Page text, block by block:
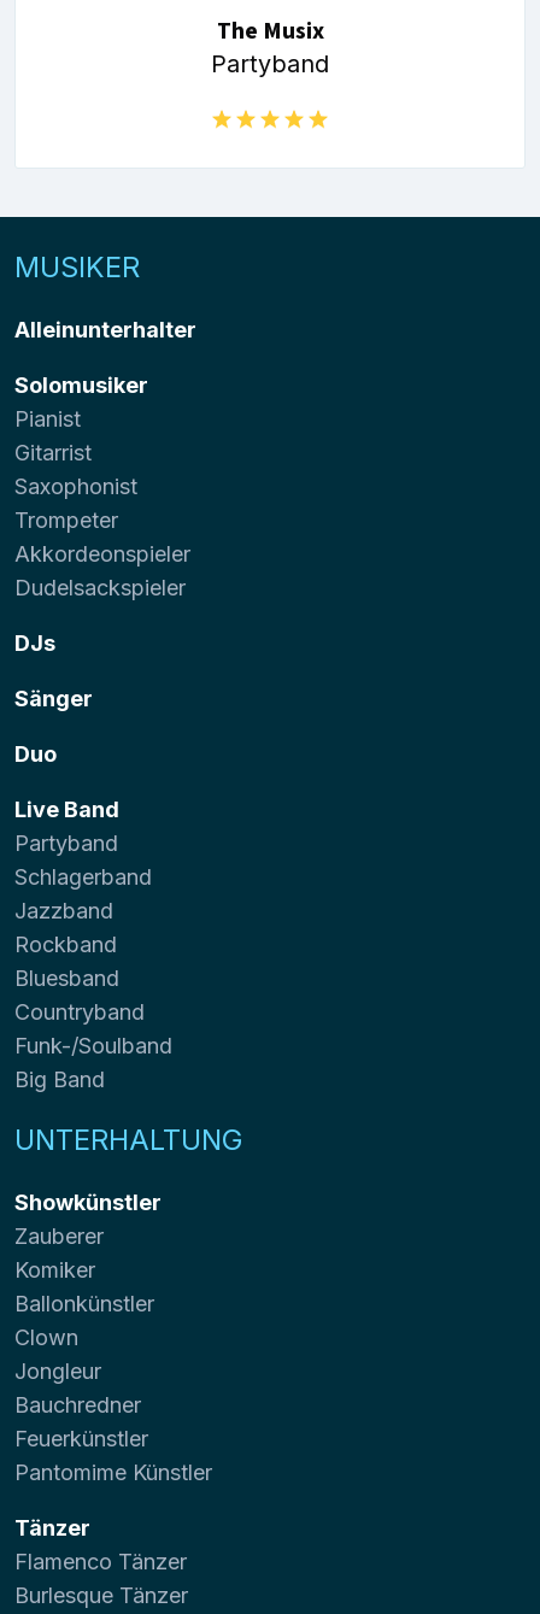
The Musix
Partyband
MUSIKER
Alleinunterhalter
Solomusiker
Pianist
Gitarrist
Saxophonist
Trompeter
Akkordeonspieler
Dudelsackspieler
DJs
Sänger
Duo
Live Band
Partyband
Schlagerband
Jazzband
Rockband
Bluesband
Countryband
Funk-/Soulband
Big Band
UNTERHALTUNG
Showkünstler
Zauberer
Komiker
Ballonkünstler
Clown
Jongleur
Bauchredner
Feuerkünstler
Pantomime Künstler
Tänzer
Flamenco Tänzer
Burlesque Tänzer